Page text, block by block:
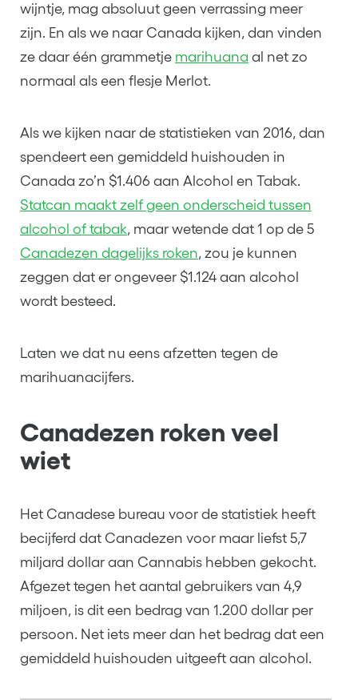
wijntje, mag absoluut geen verrassing meer
zijn. En als we naar Canada kijken, dan vinden
ze daar één grammetje marihuana al net zo
normaal als een flesje Merlot.
Als we kijken naar de statistieken van 2016, dan
spendeert een gemiddeld huishouden in
Canada zo’n $1.406 aan Alcohol en Tabak.
Statcan maakt zelf geen onderscheid tussen
alcohol of tabak, maar wetende dat 1 op de 5
Canadezen dagelijks roken, zou je kunnen
zeggen dat er ongeveer $1.124 aan alcohol
wordt besteed.
Laten we dat nu eens afzetten tegen de
marihuanacijfers.
Canadezen roken veel
wiet
Het Canadese bureau voor de statistiek heeft
becijferd dat Canadezen voor maar liefst 5,7
miljard dollar aan Cannabis hebben gekocht.
Afgezet tegen het aantal gebruikers van 4,9
miljoen, is dit een bedrag van 1.200 dollar per
persoon. Net iets meer dan het bedrag dat een
gemiddeld huishouden uitgeeft aan alcohol.